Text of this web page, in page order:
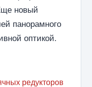
новый
панорамного
оптикой.
редукторов